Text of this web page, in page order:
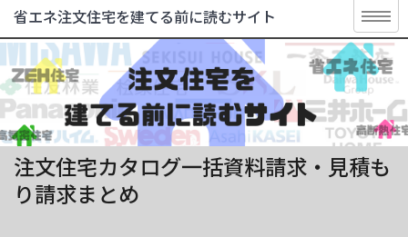
省エネ注文住宅を建てる前に読むサイト
注文住宅カタログ一括資料請求・見積も
り請求まとめ